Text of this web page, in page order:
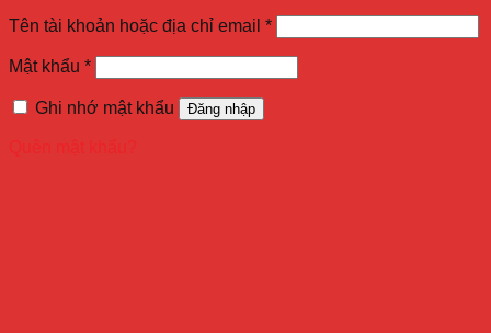
Tên tài khoản hoặc địa chỉ email *
Mật khẩu *
Ghi nhớ mật khẩu Đăng nhập